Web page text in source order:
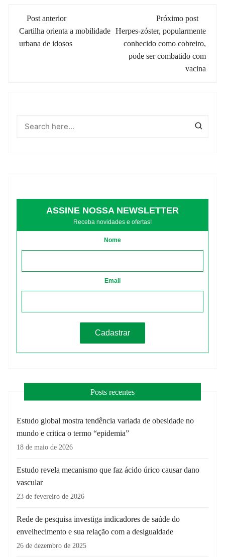
Navegação
de
Post anterior
Cartilha orienta a mobilidade
urbana de idosos
Próximo post
Herpes-zóster, popularmente
conhecido como cobreiro,
pode ser combatido com
vacina
ASSINE NOSSA NEWSLETTER
Receba novidades e ofertas!
Nome
Email
Posts recentes
Estudo global mostra tendência variada de obesidade no
mundo e critica o termo “epidemia”
18 de maio de 2026
Estudo revela mecanismo que faz ácido úrico causar dano
vascular
23 de fevereiro de 2026
Rede de pesquisa investiga indicadores de saúde do
envelhecimento e sua relação com a desigualdade
26 de dezembro de 2025